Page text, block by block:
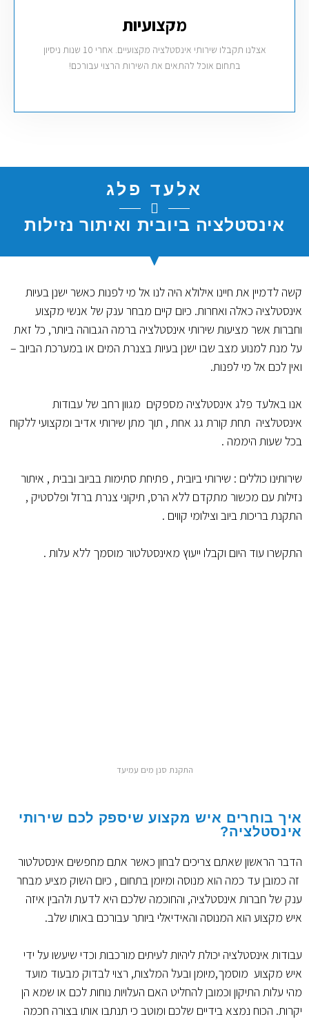
מקצועיות
אצלנו תקבלו שירותי אינסטלציה מקצועיים. אחרי 10 שנות ניסיון
בתחום אוכל להתאים את השירות הרצוי עבורכם!
אלעד פלג
אינסטלציה ביובית ואיתור נזילות
קשה לדמיין את חיינו אילולא היה לנו אל מי לפנות כאשר ישנן בעיות
אינסטלציה כאלה ואחרות. כיום קיים מבחר ענק של אנשי מקצוע
וחברות אשר מציעות שירותי אינסטלציה ברמה הגבוהה ביותר, כל זאת
על מנת למנוע מצב שבו ישנן בעיות בצנרת המים או במערכת הביוב –
ואין לכם אל מי לפנות.
אנו באלעד פלג אינסטלציה מספקים מגוון רחב של עבודות
אינסטלציה תחת קורת גג אחת , תוך מתן שירותי אדיב ומקצועי ללקוח
בכל שעות היממה .
שירותינו כוללים : שירותי ביובית , פתיחת סתימות בביוב ובבית , איתור
נזילות עם מכשור מתקדם ללא הרס, תיקוני צנרת ברזל ופלסטיק ,
התקנת בריכות ביוב וצילומי קווים .
התקשרו עוד היום וקבלו ייעוץ מאינסטלטור מוסמך ללא עלות .
התקנת סנן מים עמיעד
איך בוחרים איש מקצוע שיספק לכם שירותי
אינסטלציה?
הדבר הראשון שאתם צריכים לבחון כאשר אתם מחפשים אינסטלטור
זה כמובן עד כמה הוא מנוסה ומיומן בתחום , כיום השוק מציע מבחר
ענק של חברות אינסטלציה, והחוכמה שלכם היא לדעת ולהבין איזה
איש מקצוע הוא המנוסה והאידיאלי ביותר עבורכם באותו שלב.
עבודות אינסטלציה יכולת ליהיות לעיתים מורכבות וכדי שיעשו על ידי
איש מקצוע מוסמך,מיומן ובעל המלצות, רצוי לבדוק מבעוד מועד
מהי עלות התיקון וכמובן להחליט האם העלויות נוחות לכם או שמא הן
יקרות. הכוח נמצא בידיים שלכם ומוטב כי תנתבו אותו בצורה חכמה